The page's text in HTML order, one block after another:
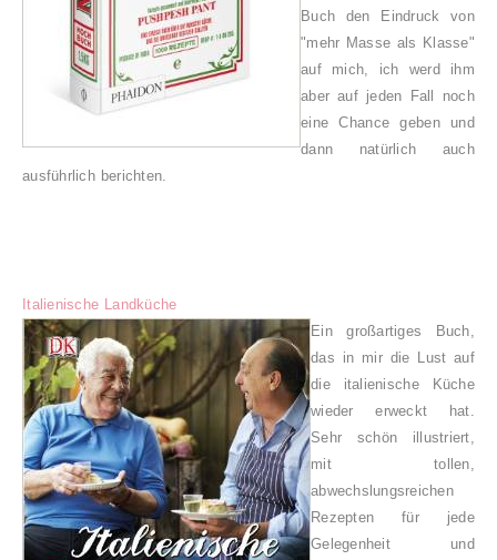
Buch den Eindruck von
"mehr Masse als Klasse"
auf mich, ich werd ihm
aber auf jeden Fall noch
eine Chance geben und
dann natürlich auch
ausführlich berichten.
Italienische Landküche
Ein großartiges Buch,
das in mir die Lust auf
die italienische Küche
wieder erweckt hat.
Sehr schön illustriert,
mit tollen,
abwechslungsreichen
Rezepten für jede
Gelegenheit und